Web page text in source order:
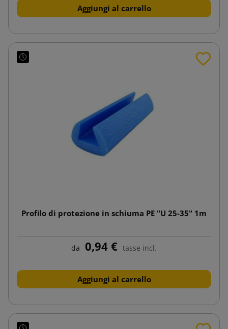
Aggiungi al carrello
Profilo di protezione in schiuma PE "U 25-35" 1m
da 0,94 € tasse incl.
Aggiungi al carrello